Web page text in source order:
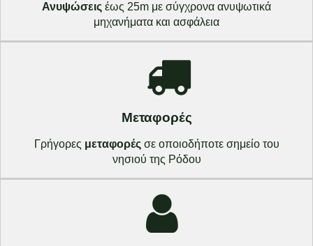
Ανυψώσεις έως 25m με σύγχρονα ανυψωτικά
μηχανήματα και ασφάλεια
Μεταφορές
Γρήγορες μεταφορέςσε οποιοδήποτε σημείο του
νησιού της Ρόδου